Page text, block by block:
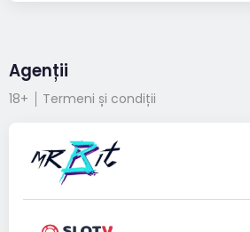
Agenții
18+ Termeni și condiții